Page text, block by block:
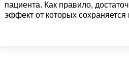
пациента. Как правило,
эффект от которых